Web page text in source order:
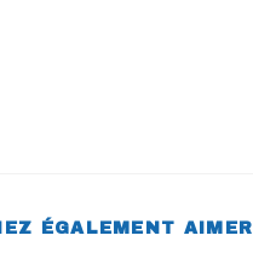
ÉGALEMENT AIMER